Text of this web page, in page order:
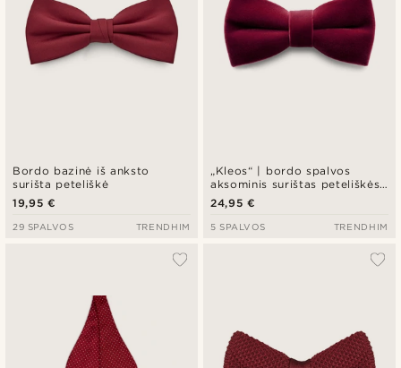
Bordo bazinė iš anksto
surišta peteliškė
19,95 €
29 SPALVOS TRENDHIM
„Kleos“ | bordo spalvos
aksominis surištas peteliškės
formos kaklaraištis
24,95 €
5 SPALVOS TRENDHIM